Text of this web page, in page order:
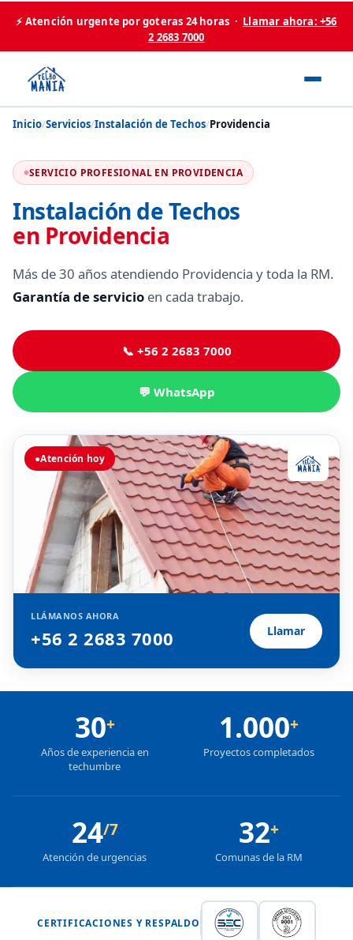
⚡ Atención urgente por goteras 24 horas · Llamar ahora: +56
2 2683 7000
Inicio/Servicios/Instalación de Techos/Providencia
SERVICIO PROFESIONAL EN PROVIDENCIA
Instalación de Techos
en Providencia
Más de 30 años atendiendo Providencia y toda la RM.
Garantía de servicio en cada trabajo.
📞 +56 2 2683 7000
💬 WhatsApp
●Atención hoy
LLÁMANOS AHORA
+56 2 2683 7000 Llamar
30+
Años de experiencia en
techumbre
1.000+
Proyectos completados
24/7
Atención de urgencias
32+
Comunas de la RM
CERTIFICACIONES Y RESPALDO